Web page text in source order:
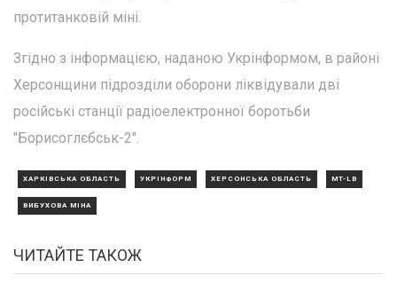
протитанковій міні.
Згідно з інформацією, наданою Укрінформом, в районі
Херсонщини підрозділи оборони ліквідували дві
російські станції радіоелектронної боротьби
"Борисоглєбськ-2".
ХАРКІВСЬКА ОБЛАСТЬ УКРІНФОРМ ХЕРСОНСЬКА ОБЛАСТЬ MT-LB
ВИБУХОВА МІНА
ЧИТАЙТЕ ТАКОЖ